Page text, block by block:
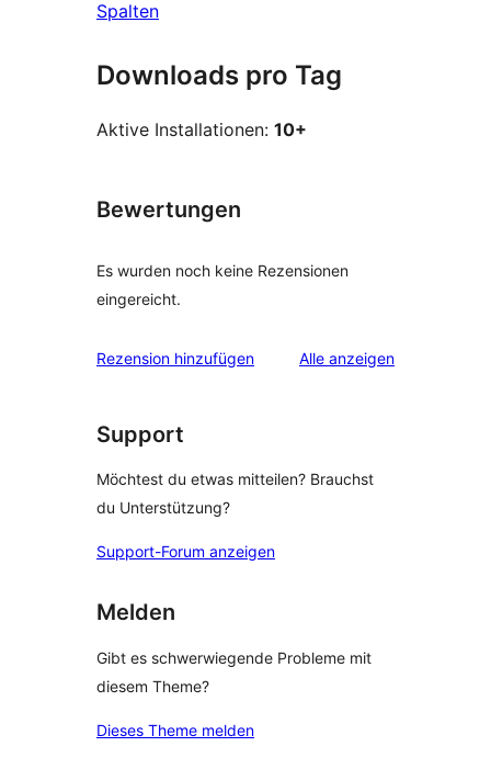
Spalten
Downloads pro Tag
Aktive Installationen: 10+
Bewertungen
Es wurden noch keine Rezensionen
eingereicht.
Rezension hinzufügen Alle Rezensionen
anzeigen
Support
Möchtest du etwas mitteilen? Brauchst
du Unterstützung?
Support-Forum anzeigen
Melden
Gibt es schwerwiegende Probleme mit
diesem Theme?
Dieses Theme melden